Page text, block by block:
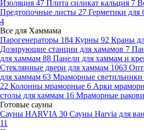
Изоляция 47 Плита силикат кальция 7
Предтопочные листы 27 Герметики для
4
Все для Хаммама
Парогенераторы 184 Курны 92 Краны
Дозирующие станции для хамамов 7
для хаммам 88 Панели для хаммам и
Стеклянные двери для хаммам 1063
для хаммам 63 Мраморные светильники
22 Колонны мраморные 6 Арки
столы для хаммам 16 Мраморные
Готовые сауны
Сауны HARVIA 30 Сауны Harvia для
11